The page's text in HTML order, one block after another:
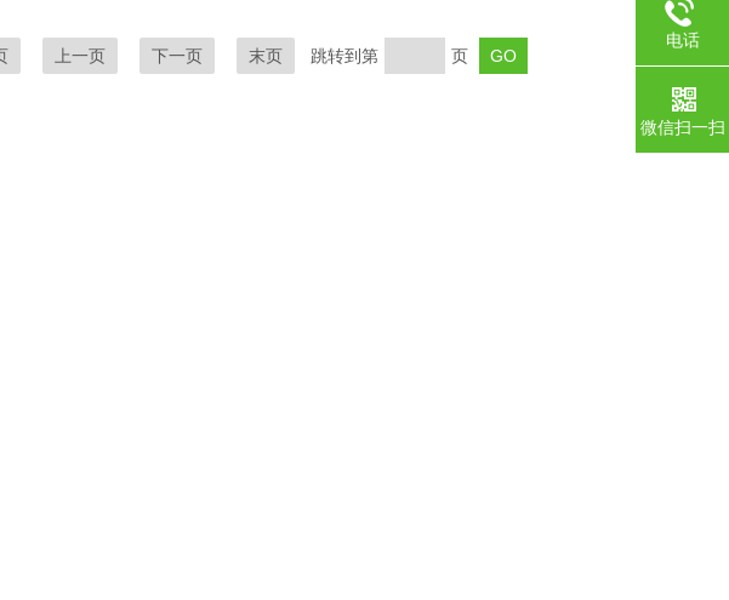
上一页 下一页 末页 跳转到第 页
电话
微信扫一扫